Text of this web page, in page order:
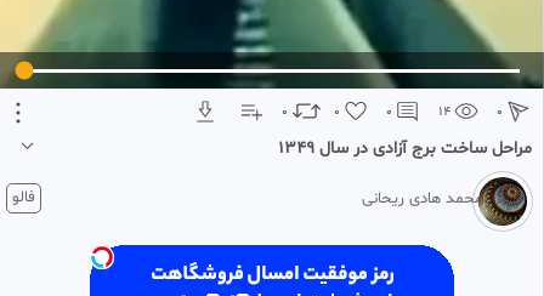
0 0 0 14 0
مراحل ساخت برج آزادی در سال 1349
فیلم کمیاب از مراحل ساخت برج آزادی در سال 1349
محمد هادی ریحانی فالو